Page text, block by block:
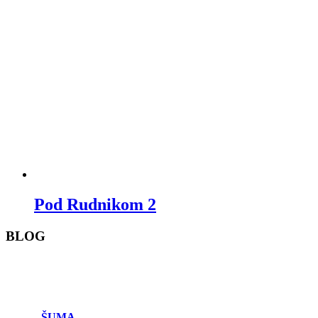
Pod Rudnikom 2
BLOG